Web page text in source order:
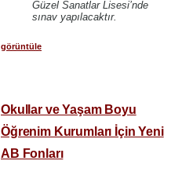
Güzel Sanatlar Lisesi’nde
sınav yapılacaktır.
görüntüle
Okullar ve Yaşam Boyu
Öğrenim Kurumları İçin Yeni
AB Fonları